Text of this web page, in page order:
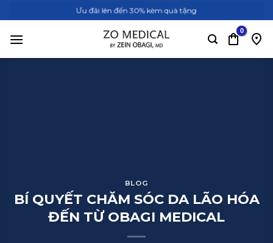
qua
nội
Ưu đãi lên đến 30% kèm quà tặng
BLOG
BÍ QUYẾT CHĂM SÓC DA LÃO HÓA
ĐẾN TỪ OBAGI MEDICAL